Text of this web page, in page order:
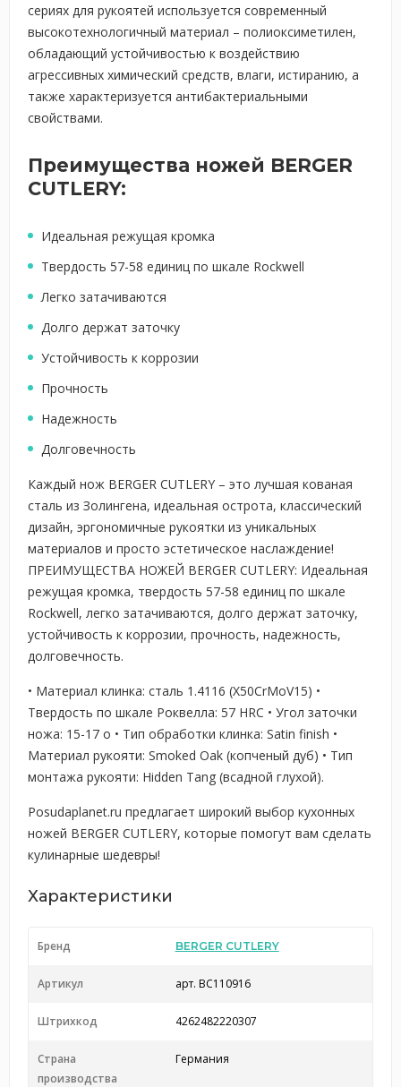
сериях для рукоятей используется современный
высокотехнологичный материал – полиоксиметилен,
обладающий устойчивостью к воздействию
агрессивных химический средств, влаги, истиранию, а
также характеризуется антибактериальными
свойствами.
Преимущества ножей BERGER
CUTLERY:
Идеальная режущая кромка
Твердость 57-58 единиц по шкале Rockwell
Легко затачиваются
Долго держат заточку
Устойчивость к коррозии
Прочность
Надежность
Долговечность
Каждый нож BERGER CUTLERY – это лучшая кованая
сталь из Золингена, идеальная острота, классический
дизайн, эргономичные рукоятки из уникальных
материалов и просто эстетическое наслаждение!
ПРЕИМУЩЕСТВА НОЖЕЙ BERGER CUTLERY: Идеальная
режущая кромка, твердость 57-58 единиц по шкале
Rockwell, легко затачиваются, долго держат заточку,
устойчивость к коррозии, прочность, надежность,
долговечность.
• Материал клинка: сталь 1.4116 (X50CrMoV15) •
Твердость по шкале Роквелла: 57 HRC • Угол заточки
ножа: 15-17 о • Тип обработки клинка: Satin finish •
Материал рукояти: Smoked Oak (копченый дуб) • Тип
монтажа рукояти: Hidden Tang (всадной глухой).
Posudaplanet.ru предлагает широкий выбор кухонных
ножей BERGER CUTLERY, которые помогут вам сделать
кулинарные шедевры!
Характеристики
Бренд BERGER CUTLERY
Артикул арт. BC110916
Штрихкод 4262482220307
Страна
производства
Германия